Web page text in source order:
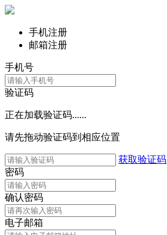
手机注册
邮箱注册
手机号
验证码
正在加载验证码......
请先拖动验证码到相应位置
获取验证码
密码
确认密码
电子邮箱